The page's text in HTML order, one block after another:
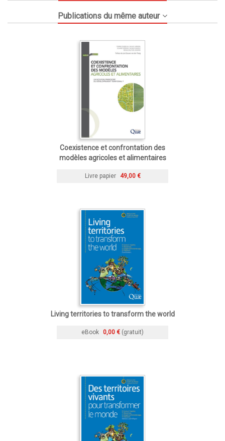
Publications du même auteur
Coexistence et confrontation des
modèles agricoles et alimentaires
Livre papier 49,00 €
Living territories to transform the world
eBook 0,00 € (gratuit)